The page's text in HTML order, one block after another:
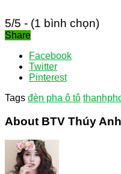
5/5 - (1 bình chọn)
Share
Facebook
Twitter
Pinterest
Tags đèn pha ô tô
About BTV Thúy Anh